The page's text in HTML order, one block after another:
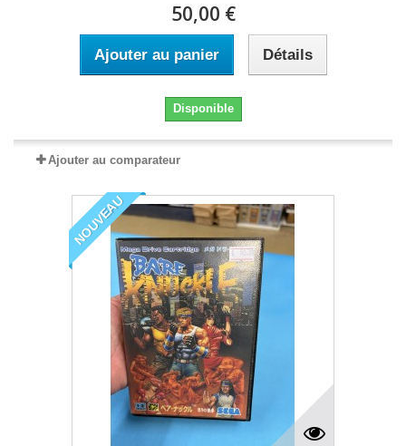
50,00 €
Ajouter au panier Détails
Disponible
Ajouter au comparateur
NOUVEAU